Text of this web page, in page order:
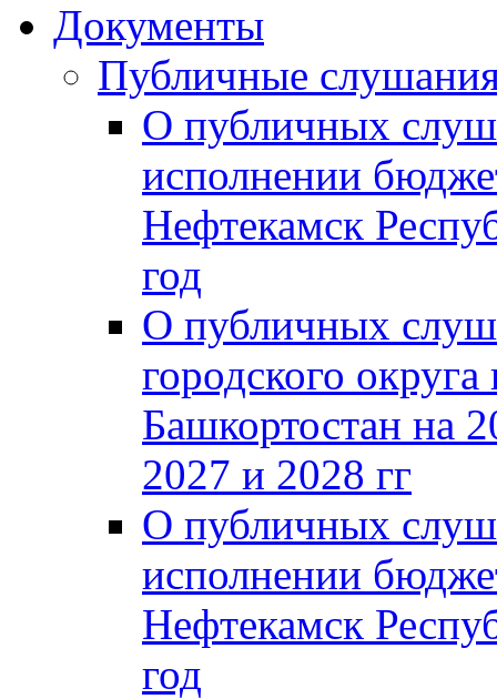
Документы
Публичные
О публичных
исполнении
Нефтекамск
год
О публичных
городского
Башкортостан на
2027 и 2028 гг
О публичных
исполнении
Нефтекамск
год